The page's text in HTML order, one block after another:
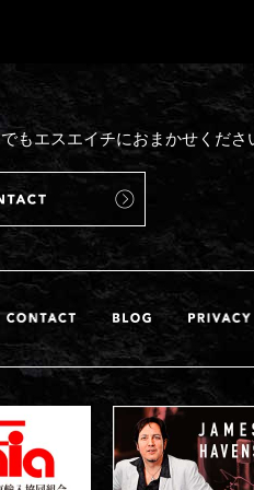
もエスエイチにおまかせくださ